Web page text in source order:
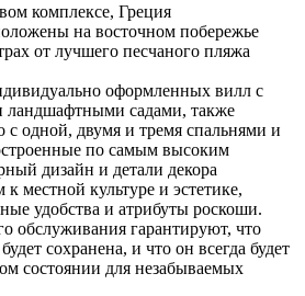
комплексе, Греция
на восточном побережье
от лучшего песчаного пляжа
оформленных вилл с
ландшафтными садами, также
с одной, двумя и тремя спальнями и
по самым высоким
дизайн и детали декора
местной культуре и эстетике,
удобства и атрибуты роскоши.
обслуживания гарантируют, что
сохранена, и что он всегда будет
состоянии для незабываемых